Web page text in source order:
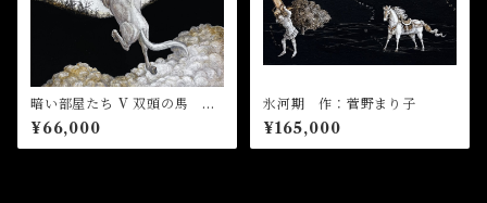
暗い部屋たち V 双頭の馬
作：菅野まり子
¥66,000
氷河期 作：菅野まり子
¥165,000